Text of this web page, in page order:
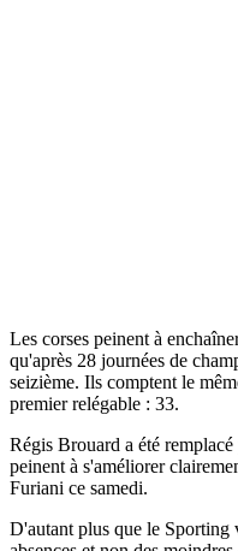
Les corses peinent à
qu'après 28 journées de
seizième. Ils comptent le
premier relégable : 33.
Régis Brouard a été
peinent à s'améliorer
Furiani ce samedi.
D'autant plus que le Sporting